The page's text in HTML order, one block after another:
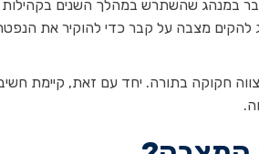
במנהג שהשתרש במהלך השנים
מצבה על קבר כדי להוקיר את הנפטר
חקוקה בתורה. יחד עם זאת, קיימת